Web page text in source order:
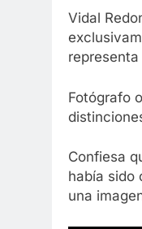
Vidal
Fotógrafo
Confiesa
había sido
una